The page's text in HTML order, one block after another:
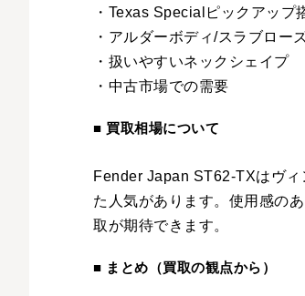
・Texas Specialピックアップ
・アルダーボディ/スラブロー
・扱いやすいネックシェイプ
・中古市場での需要
■ 買取相場について
Fender Japan ST62-TXはヴ
た人気があります。使用感の
取が期待できます。
■ まとめ（買取の観点から）